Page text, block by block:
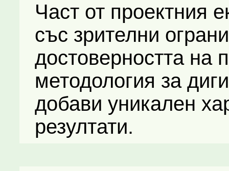
Част от проектния
със зрителни
достоверността на
методология за
добави уникален
резултати.